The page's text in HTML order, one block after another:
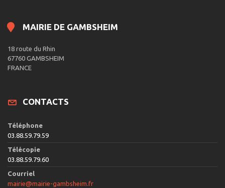
MAIRIE DE GAMBSHEIM
18 route du Rhin
67760 GAMBSHEIM
FRANCE
CONTACTS
Téléphone
03.88.59.79.59
Télécopie
03.88.59.79.60
Courriel
mairie@mairie-gambsheim.fr